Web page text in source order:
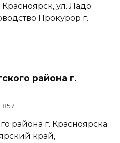
ул. Ладо
Прокурор г.
района г.
857
района г. Красноярска
край,